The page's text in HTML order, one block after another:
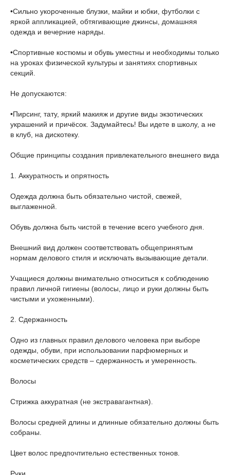
•Сильно укороченные блузки, майки и юбки, футболки с
яркой аппликацией, обтягивающие джинсы, домашняя
одежда и вечерние наряды.
•Спортивные костюмы и обувь уместны и необходимы только
на уроках физической культуры и занятиях спортивных
секций.
Не допускаются:
•Пирсинг, тату, яркий макияж и другие виды экзотических
украшений и причёсок. Задумайтесь! Вы идете в школу, а не
в клуб, на дискотеку.
Общие принципы создания привлекательного внешнего вида
1. Аккуратность и опрятность
Одежда должна быть обязательно чистой, свежей,
выглаженной.
Обувь должна быть чистой в течение всего учебного дня.
Внешний вид должен соответствовать общепринятым
нормам делового стиля и исключать вызывающие детали.
Учащиеся должны внимательно относиться к соблюдению
правил личной гигиены (волосы, лицо и руки должны быть
чистыми и ухоженными).
2. Сдержанность
Одно из главных правил делового человека при выборе
одежды, обуви, при использовании парфюмерных и
косметических средств – сдержанность и умеренность.
Волосы
Стрижка аккуратная (не экстравагантная).
Волосы средней длины и длинные обязательно должны быть
собраны.
Цвет волос предпочтительно естественных тонов.